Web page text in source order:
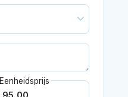
Eenheidsprijs